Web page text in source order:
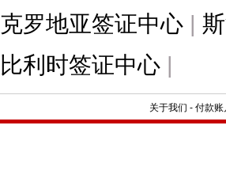
克罗地亚签证中心 |
比利时签证中心 |
关于我们 - 付款账